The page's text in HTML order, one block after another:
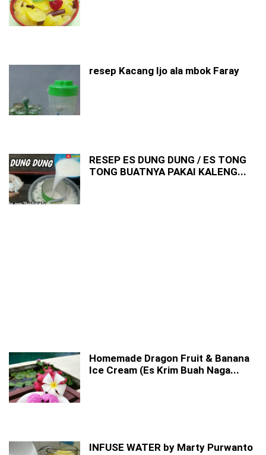
resep Kacang Ijo ala mbok Faray
RESEP ES DUNG DUNG / ES TONG
TONG BUATNYA PAKAI KALENG...
Homemade Dragon Fruit & Banana
Ice Cream (Es Krim Buah Naga...
INFUSE WATER by Marty Purwanto